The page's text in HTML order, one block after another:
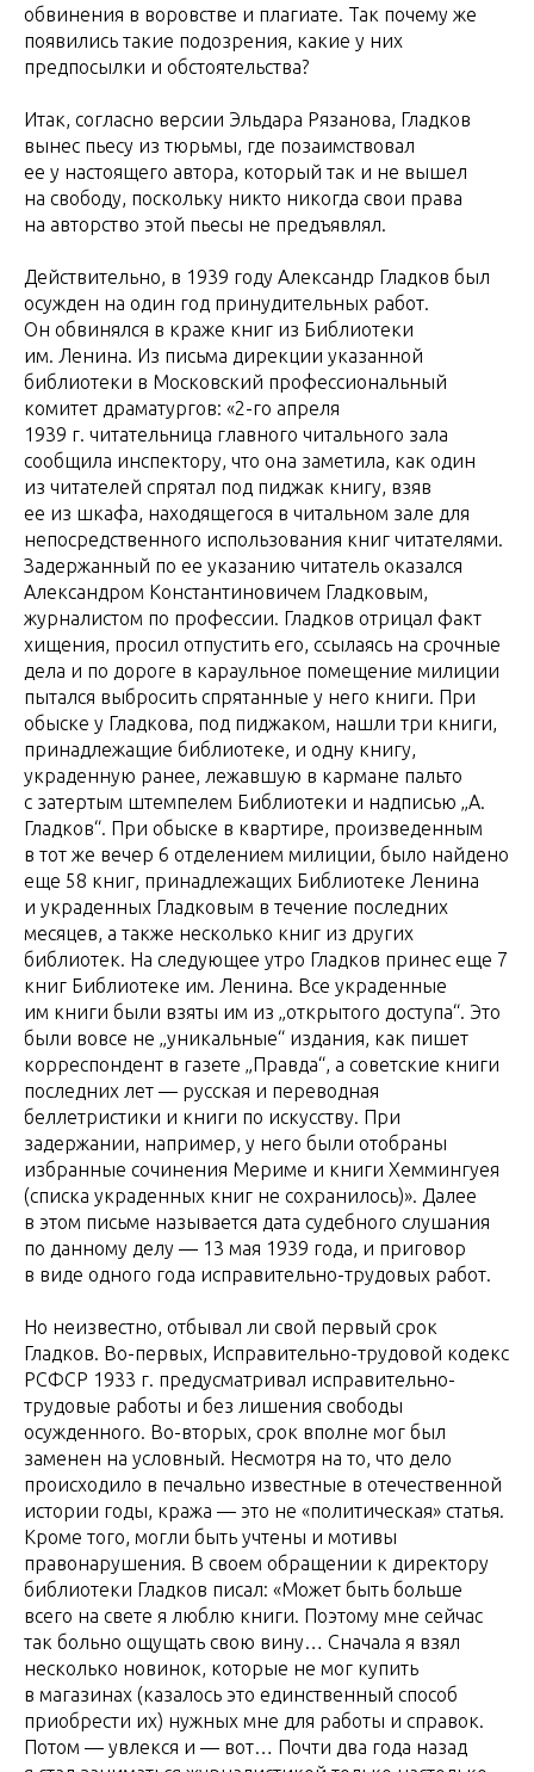
обвинения в воровстве и плагиате. Так почему же
появились такие подозрения, какие у них
предпосылки и обстоятельства?
Итак, согласно версии Эльдара Рязанова, Гладков
вынес пьесу из тюрьмы, где позаимствовал
ее у настоящего автора, который так и не вышел
на свободу, поскольку никто никогда свои права
на авторство этой пьесы не предъявлял.
Действительно, в 1939 году Александр Гладков был
осужден на один год принудительных работ.
Он обвинялся в краже книг из Библиотеки
им. Ленина. Из письма дирекции указанной
библиотеки в Московский профессиональный
комитет драматургов: «2-го апреля
1939 г. читательница главного читального зала
сообщила инспектору, что она заметила, как один
из читателей спрятал под пиджак книгу, взяв
ее из шкафа, находящегося в читальном зале для
непосредственного использования книг читателями.
Задержанный по ее указанию читатель оказался
Александром Константиновичем Гладковым,
журналистом по профессии. Гладков отрицал факт
хищения, просил отпустить его, ссылаясь на срочные
дела и по дороге в караульное помещение милиции
пытался выбросить спрятанные у него книги. При
обыске у Гладкова, под пиджаком, нашли три книги,
принадлежащие библиотеке, и одну книгу,
украденную ранее, лежавшую в кармане пальто
с затертым штемпелем Библиотеки и надписью „А.
Гладков“. При обыске в квартире, произведенным
в тот же вечер 6 отделением милиции, было найдено
еще 58 книг, принадлежащих Библиотеке Ленина
и украденных Гладковым в течение последних
месяцев, а также несколько книг из других
библиотек. На следующее утро Гладков принес еще 7
книг Библиотеке им. Ленина. Все украденные
им книги были взяты им из „открытого доступа“. Это
были вовсе не „уникальные“ издания, как пишет
корреспондент в газете „Правда“, а советские книги
последних лет — русская и переводная
беллетристики и книги по искусству. При
задержании, например, у него были отобраны
избранные сочинения Мериме и книги Хеммингуея
(списка украденных книг не сохранилось)». Далее
в этом письме называется дата судебного слушания
по данному делу — 13 мая 1939 года, и приговор
в виде одного года исправительно-трудовых работ.
Но неизвестно, отбывал ли свой первый срок
Гладков. Во-первых, Исправительно-трудовой кодекс
РСФСР 1933 г. предусматривал исправительно-
трудовые работы и без лишения свободы
осужденного. Во-вторых, срок вполне мог был
заменен на условный. Несмотря на то, что дело
происходило в печально известные в отечественной
истории годы, кража — это не «политическая» статья.
Кроме того, могли быть учтены и мотивы
правонарушения. В своем обращении к директору
библиотеки Гладков писал: «Может быть больше
всего на свете я люблю книги. Поэтому мне сейчас
так больно ощущать свою вину… Сначала я взял
несколько новинок, которые не мог купить
в магазинах (казалось это единственный способ
приобрести их) нужных мне для работы и справок.
Потом — увлекся и — вот… Почти два года назад